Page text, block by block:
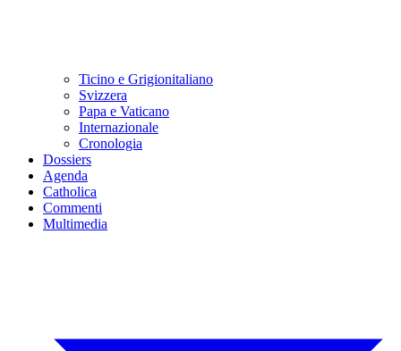
Ticino e Grigionitaliano
Svizzera
Papa e Vaticano
Internazionale
Cronologia
Dossiers
Agenda
Catholica
Commenti
Multimedia